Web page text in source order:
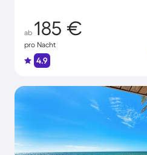
ab 185 €
pro Nacht
4.9